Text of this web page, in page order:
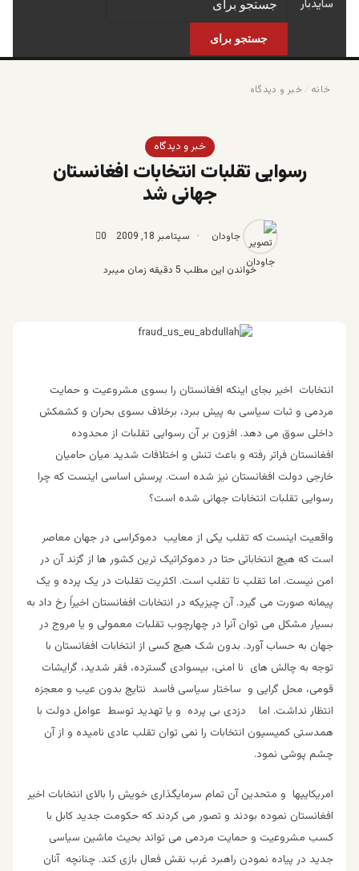
سایدبار
جستجو برای
خانه خبر و دیدگاه
خبر و دیدگاه
رسوایی تقلبات انتخابات افغانستان
جهانی شد
جاودان سپتامبر 18, 2009 0
خواندن این مطلب 5 دقیقه زمان میبرد
انتخابات اخیر بجای اینکه افغانستان را بسوی مشروعیت و حمایت
مردمی و ثبات سیاسی به پیش ببرد، برخلاف بسوی بحران و کشمکش
داخلی سوق می دهد. افزون بر آن رسوایی تقلبات از محدوده
افغانستان فراتر رفته و باعث تنش و اختلافات شدید میان حامیان
خارجی دولت افغانستان نیز شده است. پرسش اساسی اینست که چرا
رسوایی تقلبات انتخابات جهانی شده است؟
واقعیت اینست که تقلب یکی از معایب دموکراسی در جهان معاصر
است که هیچ انتخاباتی حتا در دموکراتیک ترین کشور ها از گزند آن در
امن نیست. اما تقلب تا تقلب است. اکثریت تقلبات در یک پرده و یک
پیمانه صورت می گیرد. آن چیزیکه در انتخابات افغانستان اخیراً رخ داد به
بسیار مشکل می توان آنرا در چهارچوب تقلبات معمولی و یا مروج در
جهان به حساب آورد. بدون شک هیچ کسی از انتخابات افغانستان با
توجه به چالش های نا امنی، بیسوادی گسترده، فقر شدید، گرایشات
قومی، محل گرایی و ساختار سیاسی فاسد نتایج بدون عیب و معجزه
انتظار نداشت. اما دزدی بی پرده و یا تهدید توسط عوامل دولت با
همدستی کمیسیون انتخابات را نمی توان تقلب عادی نامیده و از آن
چشم پوشی نمود.
امریکاییها و متحدین آن تمام سرمایگذاری خویش را بالای انتخابات اخیر
افغانستان نموده بودند و تصور می کردند که حکومت جدید کابل با
کسب مشروعیت و حمایت مردمی می تواند بحیث ماشین سیاسی
جدید در پیاده نمودن راهبرد غرب نقش فعال بازی کند. چنانچه آنان